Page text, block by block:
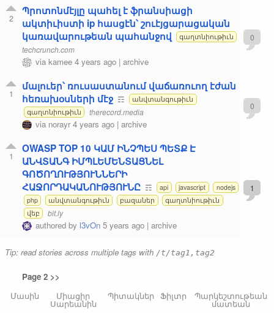
2
Պրոտոնմէյլը պահել է ֆրանսիացի
ակտիւիստի ip հասցէն՝ շուէյցարացական
կառավարութեան պահանջով
գաղտնիութիւն
techcrunch.com
via kamee 4 years ago | archive
0
1
մալուեր՝ ռուսաստանում վաճառուող էժան
հեռախօսների մէջ ☶
անվտանգութիւն
գաղտնիութիւն
therecord.media
via norayr 4 years ago | archive
0
1
OWASP TOP 10 ԿԱՄ ԻՆՉՊԵՍ ՊԵՏՔ Է
ԱՆՎՏԱՆԳ ԻՄՊԼԵՄԵՆՏԱՑՆԵԼ
ԳՈԾՈՂՈՒԹՅՈՒՆՆԵՐԻ
ՀԱՋՈՐԴԱԿԱՆՈՒԹՅՈՒՆԸ ☶ api javascript
nodejs
php
անվտանգութիւն բազաներ
գաղտնիութիւն
վեբ
bit.ly
authored by l3vOn 5 years ago | archive
1
Tip: read stories across multiple tags with /t/tag1,tag2
Page 2 >>
Մասին
Միացիր
Սարեանին
Պիտակներ Ֆիլտր Պարկեշտութեան
մատեան